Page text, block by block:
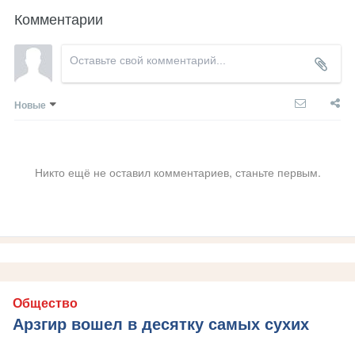
Комментарии
Новые
Никто ещё не оставил комментариев, станьте первым.
Общество
Арзгир вошел в десятку самых сухих